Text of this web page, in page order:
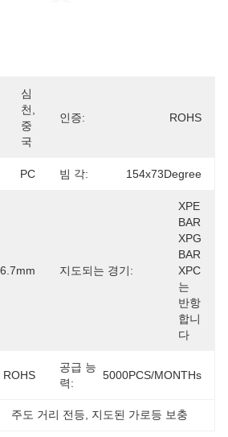
심
천,
중
국
인증: ROHS
PC 빔 각: 154x73Degree
지도되는 경기:
XPE
BAR
XPG
BAR
XPC
는
반항
합니
다
ROHS
공급 능
력:
5000PCS/MONTHs
주도 거리 전등 지도된 가로등 보충